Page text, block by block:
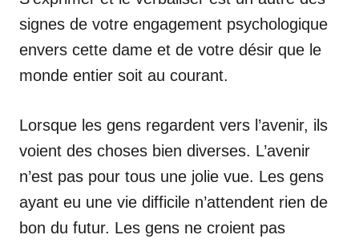
signes de votre engagement psychologique
envers cette dame et de votre désir que le
monde entier soit au courant.
Lorsque les gens regardent vers l’avenir, ils
voient des choses bien diverses. L’avenir
n’est pas pour tous une jolie vue. Les gens
ayant eu une vie difficile n’attendent rien de
bon du futur. Les gens ne croient pas